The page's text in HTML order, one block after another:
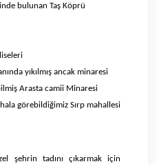
bulunan Taş Köprü
yıkılmış ancak minaresi
Arasta camii Minaresi
hala görebildiğimiz Sırp mahallesi
şehrin tadını çıkarmak için